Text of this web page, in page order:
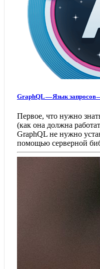
GraphQL — Язык запросов
Первое, что нужно
(как она должна
GraphQL не нужно
помощью серверной